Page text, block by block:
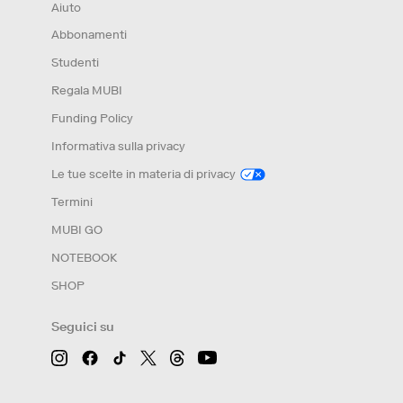
Seguici su
Aiuto
Abbonamenti
Studenti
Regala MUBI
Funding Policy
Informativa sulla privacy
Le tue scelte in materia di privacy
Termini
MUBI GO
NOTEBOOK
SHOP